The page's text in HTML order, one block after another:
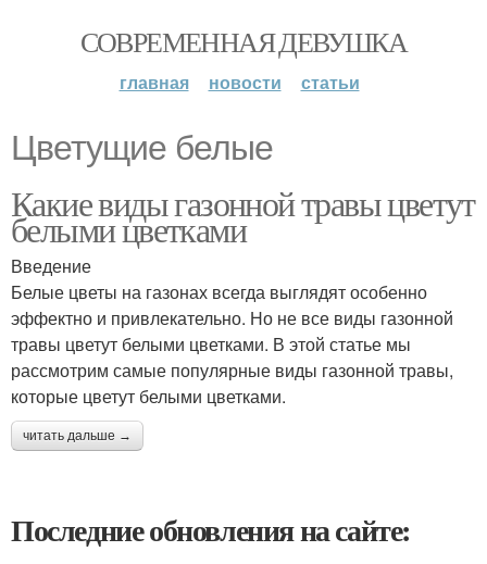
СОВРЕМЕННАЯ ДЕВУШКА
главная новости статьи
Цветущие белые
Какие виды газонной травы цветут
белыми цветками
Введение
Белые цветы на газонах всегда выглядят особенно
эффектно и привлекательно. Но не все виды газонной
травы цветут белыми цветками. В этой статье мы
рассмотрим самые популярные виды газонной травы,
которые цветут белыми цветками.
читать дальше →
Последние обновления на сайте: